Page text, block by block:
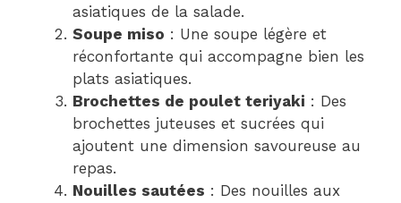
asiatiques de la salade.
Soupe miso : Une soupe légère et
réconfortante qui accompagne bien les
plats asiatiques.
Brochettes de poulet teriyaki : Des
brochettes juteuses et sucrées qui
ajoutent une dimension savoureuse au
repas.
Nouilles sautées : Des nouilles aux